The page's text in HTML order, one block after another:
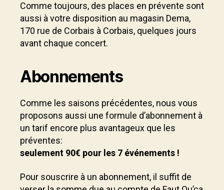
Comme toujours, des places en prévente sont
aussi à votre disposition au magasin Dema,
170 rue de Corbais à Corbais, quelques jours
avant chaque concert.
Abonnements
Comme les saisons précédentes, nous vous
proposons aussi une formule d’abonnement à
un tarif encore plus avantageux que les
préventes:
seulement 90€ pour les 7 événements !
Pour souscrire à un abonnement, il suffit de